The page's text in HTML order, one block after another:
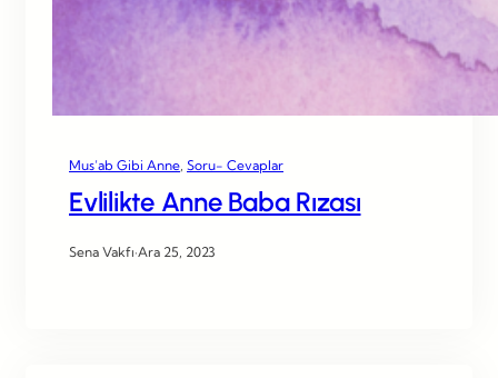
Mus’ab Gibi Anne Soru- Cevaplar
Evlilikte Anne Baba Rızası
Sena Vakfı·Ara 25, 2023